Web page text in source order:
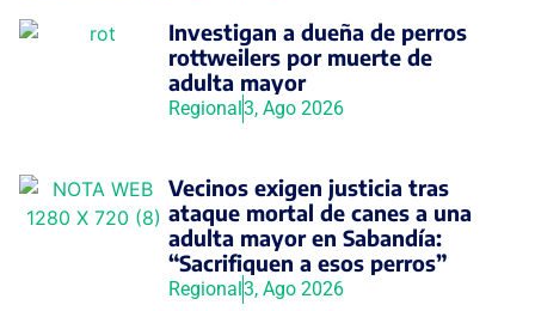
Investigan a dueña de perros
rottweilers por muerte de
adulta mayor
Regional3, Ago 2026
Vecinos exigen justicia tras
ataque mortal de canes a una
adulta mayor en Sabandía:
“Sacrifiquen a esos perros”
Regional3, Ago 2026